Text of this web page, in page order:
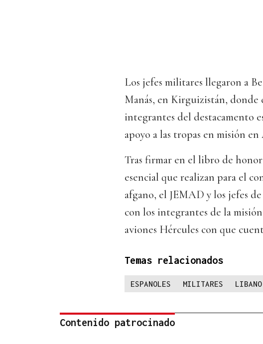
Los jefes militares llegaron a
Manás, en Kirguizistán, donde
integrantes del destacamento
apoyo a las tropas en misión
Tras firmar en el libro de
esencial que realizan para el
afgano, el JEMAD y los jefes
con los integrantes de la
aviones Hércules con que
Temas relacionados
ESPANOLES MILITARES LIBANO
Contenido patrocinado